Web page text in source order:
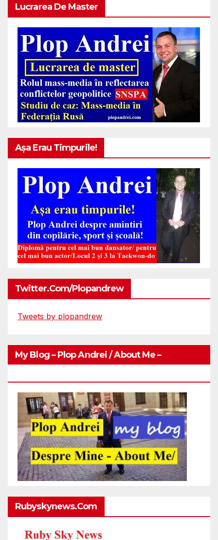
Lucrarea De Master
Așa Erau Timpurile!
Twitter.com/plopandrew
Tweets by plopandrew
My Blog – Plop Andrei / About Me –
Rubyskynews.com